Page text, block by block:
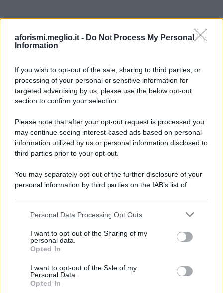
aforismi.meglio.it - Do Not Process My Personal
Information
If you wish to opt-out of the sale, sharing to third parties, or
processing of your personal or sensitive information for
targeted advertising by us, please use the below opt-out
section to confirm your selection.
Please note that after your opt-out request is processed you
may continue seeing interest-based ads based on personal
information utilized by us or personal information disclosed to
third parties prior to your opt-out.
You may separately opt-out of the further disclosure of your
personal information by third parties on the IAB’s list of
This information may also be disclosed by us to third parties
disclose it to other third parties.
Please note that this website/app uses one or more Google
services and may gather and store information including but
not limited to your visit or usage behaviour. You may click to
grant or deny consent to Google and its third-party tags to
Personal Data Processing Opt Outs
I want to opt-out of the Sharing of my
personal data.
Opted In
I want to opt-out of the Sale of my
Personal Data.
Opted In
Ricevi LE FRASI PIÙ BELLE via e-mail
E-mail